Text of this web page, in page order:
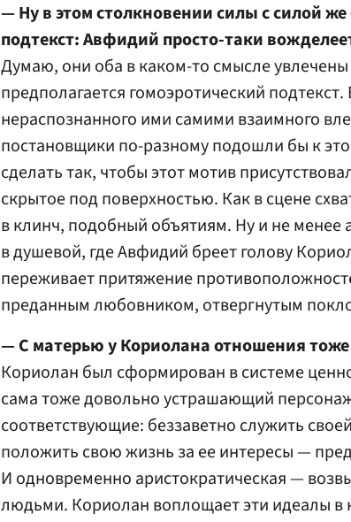
— Ну в этом столкновении силы с силой
подтекст: Авфидий просто-таки
Думаю, они оба в каком-то смысле увлечены
предполагается гомоэротический
нераспознанного ими самими взаимного
постановщики по-разному подошли бы к
сделать так, чтобы этот мотив
скрытое под поверхностью. Как в сцене
в клинч, подобный объятиям. Ну и не
в душевой, где Авфидий бреет голову
переживает притяжение
преданным любовником, отвергнутым
— С матерью у Кориолана отношения
Кориолан был сформирован в системе
сама тоже довольно устрашающий
соответствующие: беззаветно служить
положить свою жизнь за ее интересы —
И одновременно аристократическая —
людьми. Кориолан воплощает эти идеалы в